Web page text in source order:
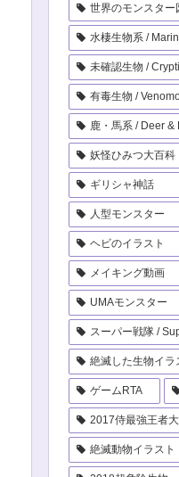
世界のモンスター
水棲生物系 /
未確認生物 /
有毒生物 /
鹿・馬系 / Deer &
妖怪ひみつ大百科
ギリシャ神話
人型モンスター
ヘビのイラスト
メイキング動画
UMAモンスター
スーパー戦隊 /
絶滅した生物イラ
ゲームRTA
2017侍最強王者
絶滅動物イラスト